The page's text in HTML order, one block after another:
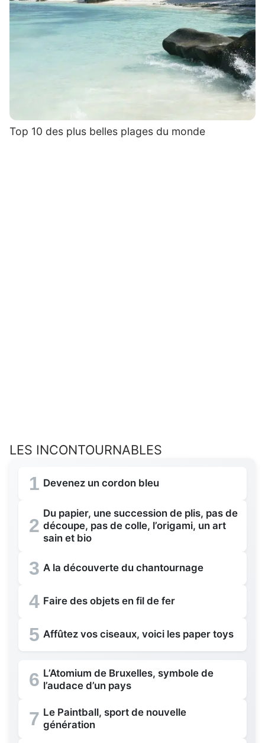
Top 10 des plus belles plages du monde
LES INCONTOURNABLES
1 Devenez un cordon bleu
2
Du papier, une succession de plis, pas de
découpe, pas de colle, l’origami, un art
sain et bio
3 A la découverte du chantournage
4 Faire des objets en fil de fer
5 Affûtez vos ciseaux, voici les paper toys
6 L’Atomium de Bruxelles, symbole de
l’audace d’un pays
7 Le Paintball, sport de nouvelle
génération